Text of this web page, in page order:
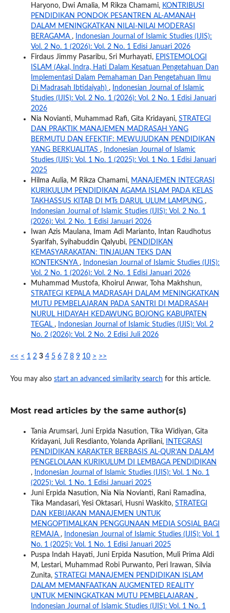
Haryono, Dwi Amalia, M Rikza Chamami, KONTRIBUSI
PENDIDIKAN PONDOK PESANTREN AL-AMANAH
DALAM MENINGKATKAN NILAI-NILAI MODERASI
BERAGAMA ,
Indonesian Journal of Islamic Studies (IJIS):
Vol. 2 No. 1 (2026): Vol. 2 No. 1 Edisi Januari 2026
Firdaus Jimmy Pasaribu, Sri Murhayati, EPISTEMOLOGI
ISLAM (Akal, Indra, Hati Dalam Kesatuan Pengetahuan Dan
Implementasi Dalam Pemahaman Dan Pengetahuan Ilmu
Di Madrasah Ibtidaiyah) ,
Indonesian Journal of Islamic
Studies (IJIS): Vol. 2 No. 1 (2026): Vol. 2 No. 1 Edisi Januari
2026
Nia Novianti, Muhammad Rafi, Gita Kridayani, STRATEGI
DAN PRAKTIK MANAJEMEN MADRASAH YANG
BERMUTU DAN EFEKTIF: MEWUJUDKAN PENDIDIKAN
YANG BERKUALITAS ,
Indonesian Journal of Islamic
Studies (IJIS): Vol. 1 No. 1 (2025): Vol. 1 No. 1 Edisi Januari
2025
Hilma Aulia, M Rikza Chamami, MANAJEMEN INTEGRASI
KURIKULUM PENDIDIKAN AGAMA ISLAM PADA KELAS
TAKHASSUS KITAB DI MTs DARUL ULUM LAMPUNG ,
Indonesian Journal of Islamic Studies (IJIS): Vol. 2 No. 1
(2026): Vol. 2 No. 1 Edisi Januari 2026
Iwan Azis Maulana, Imam Adi Marianto, Intan Raudhotus
Syarifah, Syihabuddin Qalyubi, PENDIDIKAN
KEMASYARAKATAN: TINJAUAN TEKS DAN
KONTEKSNYA ,
Indonesian Journal of Islamic Studies (IJIS):
Vol. 2 No. 1 (2026): Vol. 2 No. 1 Edisi Januari 2026
Muhammad Mustofa, Khoirul Anwar, Toha Makhshun,
STRATEGI KEPALA MADRASAH DALAM MENINGKATKAN
MUTU PEMBELAJARAN PADA SANTRI DI MADRASAH
NURUL HIDAYAH KEDAWUNG BOJONG KABUPATEN
TEGAL ,
Indonesian Journal of Islamic Studies (IJIS): Vol. 2
No. 2 (2026): Vol. 2 No. 2 Edisi Juli 2026
<< < 1 2 3 4 5 6 7 8 9 10 > >>
You may also start an advanced similarity search for this article.
Most read articles by the same author(s)
Tania Arumsari, Juni Erpida Nasution, Tika Widiyan, Gita
Kridayani, Juli Resdianto, Yolanda Apriliani,
INTEGRASI
PENDIDIKAN KARAKTER BERBASIS AL-QUR’AN DALAM
PENGELOLAAN KURIKULUM DI LEMBAGA PENDIDIKAN
,
Indonesian Journal of Islamic Studies (IJIS): Vol. 1 No. 1
(2025): Vol. 1 No. 1 Edisi Januari 2025
Juni Erpida Nasution, Nia Nia Novianti, Rani Ramadina,
Tika Mandasari, Yesi Oktasari, Husni Waskito, STRATEGI
DAN KEBIJAKAN MANAJEMEN UNTUK
MENGOPTIMALKAN PENGGUNAAN MEDIA SOSIAL BAGI
REMAJA ,
Indonesian Journal of Islamic Studies (IJIS): Vol. 1
No. 1 (2025): Vol. 1 No. 1 Edisi Januari 2025
Puspa Indah Hayati, Juni Erpida Nasution, Muli Prima Aldi
M, Lestari, Muhammad Robi Purwanto, Peri Irawan, Silvia
Zunita, STRATEGI MANAJEMEN PENDIDIKAN ISLAM
DALAM MEMANFAATKAN AUGMENTED REALITY
UNTUK MENINGKATKAN MUTU PEMBELAJARAN ,
Indonesian Journal of Islamic Studies (IJIS): Vol. 1 No. 1